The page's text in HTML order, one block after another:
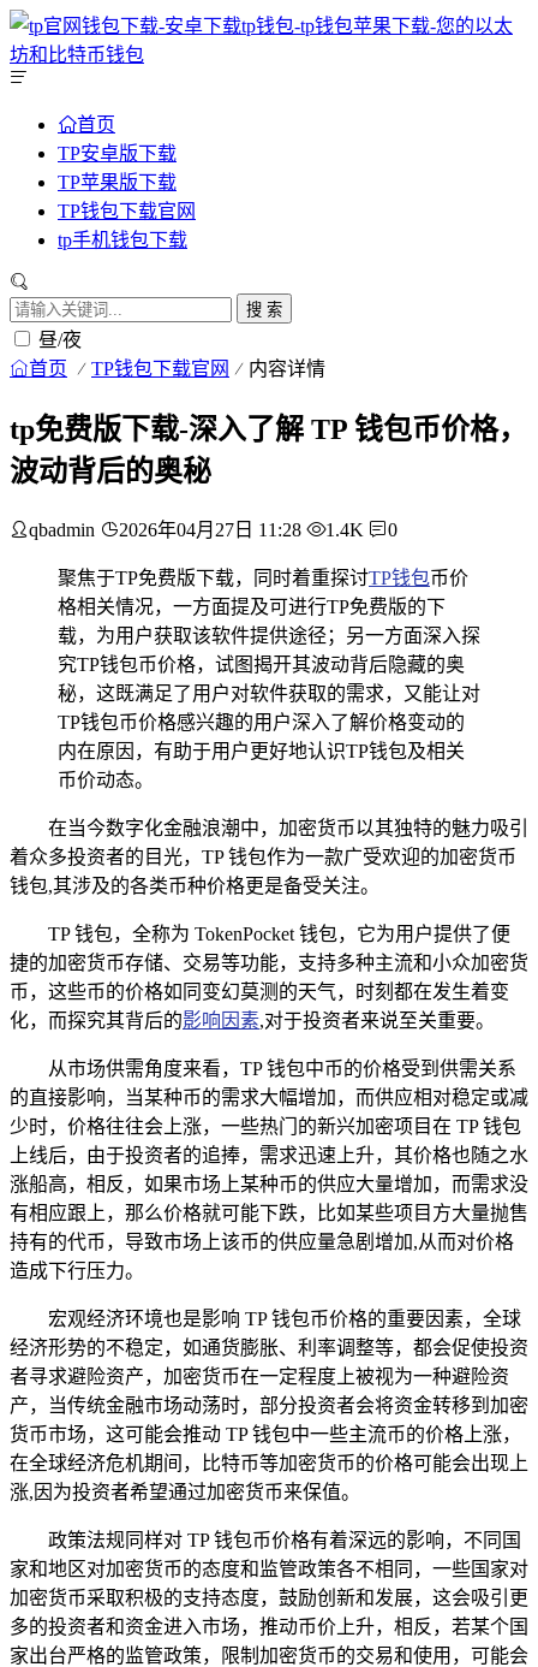
首页
TP安卓版下载
TP苹果版下载
TP钱包下载官网
tp手机钱包下载
搜 索
昼/夜
首页 TP钱包下载官网 内容详情
tp免费版下载-深入了解 TP 钱包币价格，
波动背后的奥秘
qbadmin 2026年04月27日 11:28 1.4K 0
聚焦于TP免费版下载，同时着重探讨TP钱包币价
格相关情况，一方面提及可进行TP免费版的下
载，为用户获取该软件提供途径；另一方面深入探
究TP钱包币价格，试图揭开其波动背后隐藏的奥
秘，这既满足了用户对软件获取的需求，又能让对
TP钱包币价格感兴趣的用户深入了解价格变动的
内在原因，有助于用户更好地认识TP钱包及相关
币价动态。
在当今数字化金融浪潮中，加密货币以其独特的魅力吸引
着众多投资者的目光，TP 钱包作为一款广受欢迎的加密货币
钱包,其涉及的各类币种价格更是备受关注。
TP 钱包，全称为 TokenPocket 钱包，它为用户提供了便
捷的加密货币存储、交易等功能，支持多种主流和小众加密货
币，这些币的价格如同变幻莫测的天气，时刻都在发生着变
化，而探究其背后的影响因素,对于投资者来说至关重要。
从市场供需角度来看，TP 钱包中币的价格受到供需关系
的直接影响，当某种币的需求大幅增加，而供应相对稳定或减
少时，价格往往会上涨，一些热门的新兴加密项目在 TP 钱包
上线后，由于投资者的追捧，需求迅速上升，其价格也随之水
涨船高，相反，如果市场上某种币的供应大量增加，而需求没
有相应跟上，那么价格就可能下跌，比如某些项目方大量抛售
持有的代币，导致市场上该币的供应量急剧增加,从而对价格
造成下行压力。
宏观经济环境也是影响 TP 钱包币价格的重要因素，全球
经济形势的不稳定，如通货膨胀、利率调整等，都会促使投资
者寻求避险资产，加密货币在一定程度上被视为一种避险资
产，当传统金融市场动荡时，部分投资者会将资金转移到加密
货币市场，这可能会推动 TP 钱包中一些主流币的价格上涨，
在全球经济危机期间，比特币等加密货币的价格可能会出现上
涨,因为投资者希望通过加密货币来保值。
政策法规同样对 TP 钱包币价格有着深远的影响，不同国
家和地区对加密货币的态度和监管政策各不相同，一些国家对
加密货币采取积极的支持态度，鼓励创新和发展，这会吸引更
多的投资者和资金进入市场，推动币价上升，相反，若某个国
家出台严格的监管政策，限制加密货币的交易和使用，可能会